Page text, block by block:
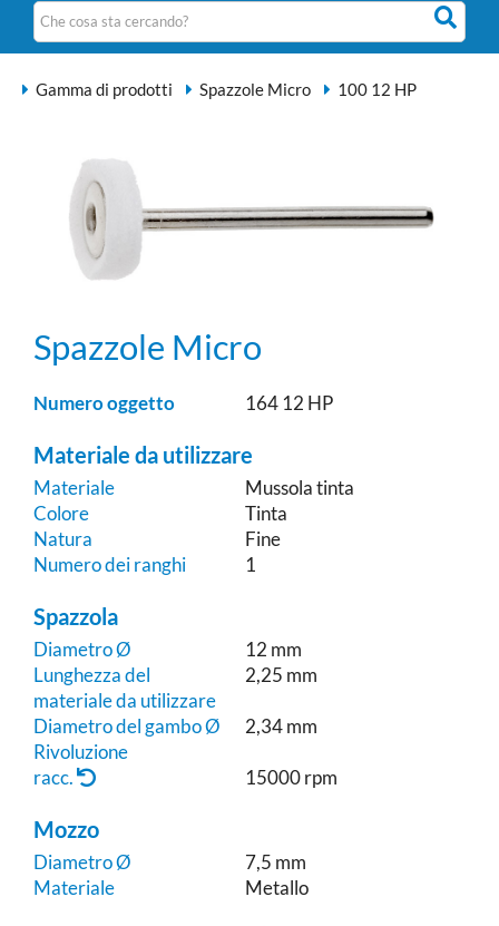
Gamma di prodotti Spazzole Micro 100 12 HP
Spazzole Micro
Numero oggetto 164 12 HP
Materiale da utilizzare
Materiale
Mussola tinta
Colore
Tinta
Natura
Fine
Numero dei ranghi
1
Spazzola
Diametro Ø
12 mm
Lunghezza del
materiale da utilizzare
2,25 mm
Diametro del gambo Ø
2,34 mm
Rivoluzione
racc.
15000 rpm
Mozzo
Diametro Ø
7,5 mm
Materiale
Metallo